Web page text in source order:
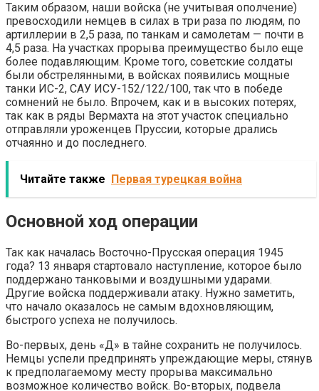
Таким образом, наши войска (не учитывая ополчение)
превосходили немцев в силах в три раза по людям, по
артиллерии в 2,5 раза, по танкам и самолетам — почти в
4,5 раза. На участках прорыва преимущество было еще
более подавляющим. Кроме того, советские солдаты
были обстрелянными, в войсках появились мощные
танки ИС-2, САУ ИСУ-152/122/100, так что в победе
сомнений не было. Впрочем, как и в высоких потерях,
так как в ряды Вермахта на этот участок специально
отправляли уроженцев Пруссии, которые дрались
отчаянно и до последнего.
Читайте также Первая турецкая война
Основной ход операции
Так как началась Восточно-Прусская операция 1945
года? 13 января стартовало наступление, которое было
поддержано танковыми и воздушными ударами.
Другие войска поддерживали атаку. Нужно заметить,
что начало оказалось не самым вдохновляющим,
быстрого успеха не получилось.
Во-первых, день «Д» в тайне сохранить не получилось.
Немцы успели предпринять упреждающие меры, стянув
к предполагаемому месту прорыва максимально
возможное количество войск. Во-вторых, подвела